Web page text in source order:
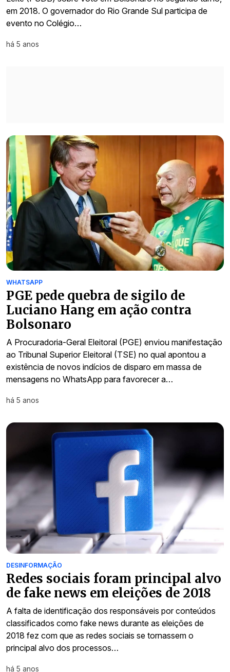
em 2018. O governador do Rio Grande Sul participa de
evento no Colégio…
há 5 anos
WHATSAPP
PGE pede quebra de sigilo de
Luciano Hang em ação contra
Bolsonaro
A Procuradoria-Geral Eleitoral (PGE) enviou manifestação
ao Tribunal Superior Eleitoral (TSE) no qual apontou a
existência de novos indícios de disparo em massa de
mensagens no WhatsApp para favorecer a…
há 5 anos
DESINFORMAÇÃO
Redes sociais foram principal alvo
de fake news em eleições de 2018
A falta de identificação dos responsáveis por conteúdos
classificados como fake news durante as eleições de
2018 fez com que as redes sociais se tornassem o
principal alvo dos processos…
há 5 anos